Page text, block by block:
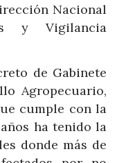
Nacional
y Vigilancia
de Gabinete
Agropecuario,
cumple con la
ha tenido la
donde más de